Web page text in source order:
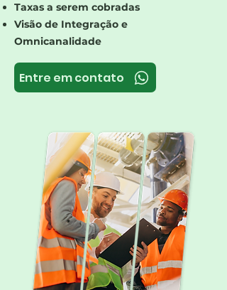
Taxas a serem cobradas
Visão de Integração e
Omnicanalidade
Entre em contato